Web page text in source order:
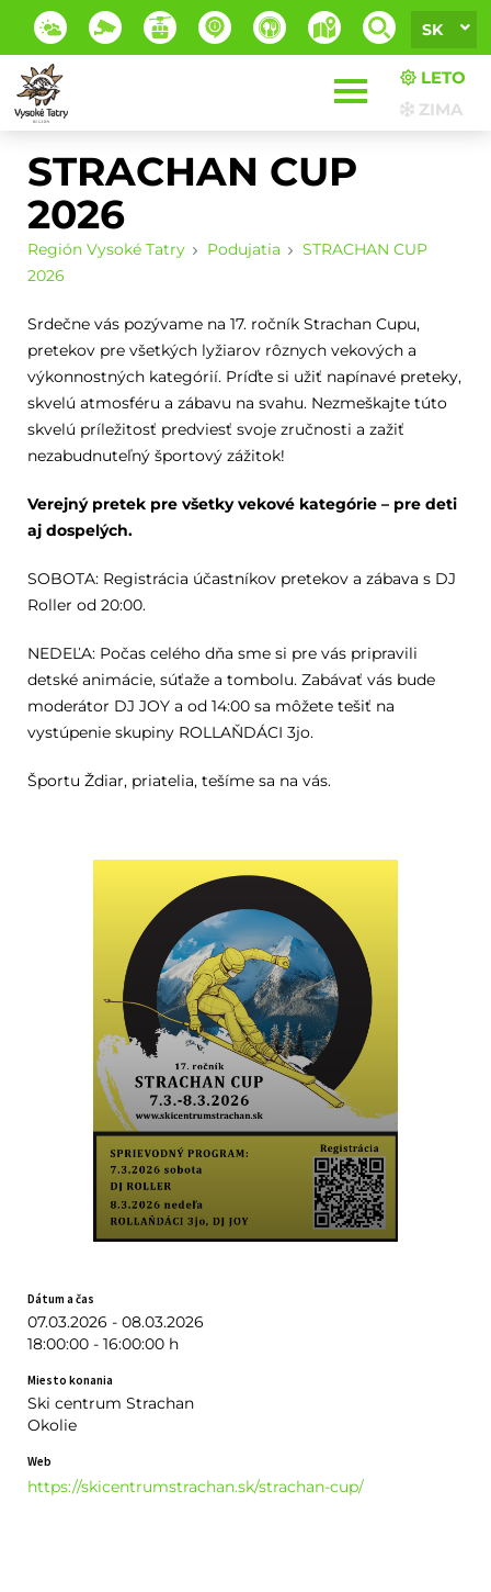
SK
LETO
ZIMA
STRACHAN CUP
2026
Región Vysoké Tatry Podujatia
STRACHAN CUP
2026
Srdečne vás pozývame na 17. ročník Strachan Cupu,
pretekov pre všetkých lyžiarov rôznych vekových a
výkonnostných kategórií. Príďte si užiť napínavé preteky,
skvelú atmosféru a zábavu na svahu. Nezmeškajte túto
skvelú príležitosť predviesť svoje zručnosti a zažiť
nezabudnuteľný športový zážitok!
Verejný pretek pre všetky vekové kategórie – pre deti
aj dospelých.
SOBOTA: Registrácia účastníkov pretekov a zábava s DJ
Roller od 20:00.
NEDEĽA: Počas celého dňa sme si pre vás pripravili
detské animácie, súťaže a tombolu. Zabávať vás bude
moderátor DJ JOY a od 14:00 sa môžete tešiť na
vystúpenie skupiny ROLLAŇDÁCI 3jo.
Športu Ždiar, priatelia, tešíme sa na vás.
Dátum a čas
07.03.2026 - 08.03.2026
18:00:00 - 16:00:00 h
Miesto konania
Ski centrum Strachan
Okolie
Web
https://skicentrumstrachan.sk/strachan-cup/